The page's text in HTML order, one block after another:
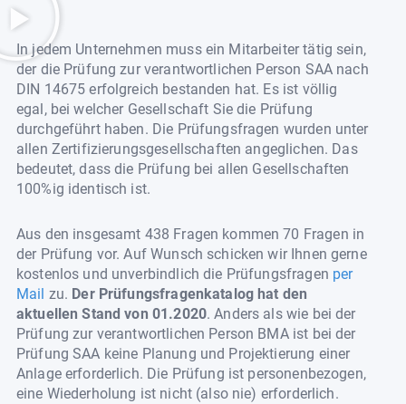
In jedem Unternehmen muss ein Mitarbeiter tätig sein,
der die Prüfung zur verantwortlichen Person SAA nach
DIN 14675 erfolgreich bestanden hat. Es ist völlig
egal, bei welcher Gesellschaft Sie die Prüfung
durchgeführt haben. Die Prüfungsfragen wurden unter
allen Zertifizierungsgesellschaften angeglichen. Das
bedeutet, dass die Prüfung bei allen Gesellschaften
100%ig identisch ist.
Aus den insgesamt 438 Fragen kommen 70 Fragen in
der Prüfung vor. Auf Wunsch schicken wir Ihnen gerne
kostenlos und unverbindlich die Prüfungsfragen per
Mail zu. Der Prüfungsfragenkatalog hat den
aktuellen Stand von 01.2020. Anders als wie bei der
Prüfung zur verantwortlichen Person BMA ist bei der
Prüfung SAA keine Planung und Projektierung einer
Anlage erforderlich. Die Prüfung ist personenbezogen,
eine Wiederholung ist nicht (also nie) erforderlich.